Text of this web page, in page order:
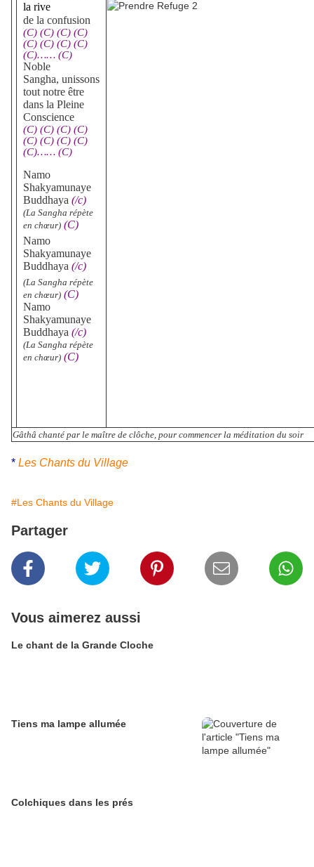
la rive
de la confusion
(C) (C) (C) (C)
(C) (C) (C) (C)
(C)…… (C)
Noble
Sangha, unissons
tout notre être
dans la Pleine
Conscience
(C) (C) (C) (C)
(C) (C) (C) (C)
(C)…… (C)
Namo
Shakyamunaye
Buddhaya (/c)
(La Sangha répète
en chœur) (C)
Namo
Shakyamunaye
Buddhaya (/c)
(La Sangha répète
en chœur) (C)
Namo
Shakyamunaye
Buddhaya (/c)
(La Sangha répète
en chœur) (C)
Gâthâ chanté par le maître de clôche, pour commencer la méditation du soir
* Les Chants du Village
#Les Chants du Village
Partager
Vous aimerez aussi
Le chant de la Grande Cloche
Tiens ma lampe allumée
Colchiques dans les prés